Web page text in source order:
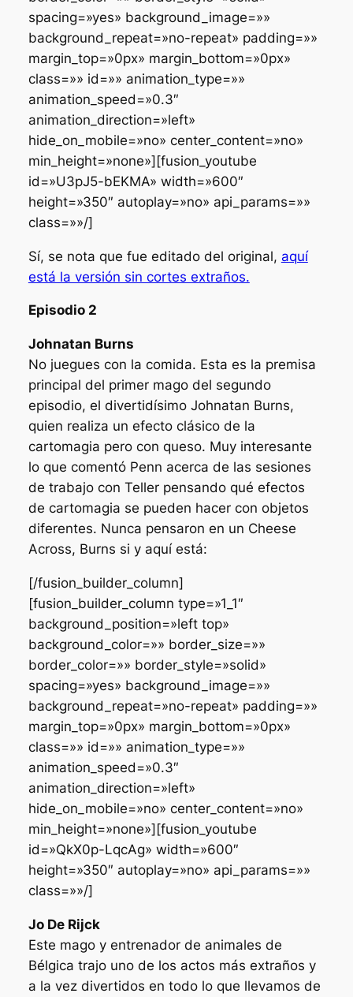
spacing=»yes» background_image=»»
background_repeat=»no-repeat» padding=»»
margin_top=»0px» margin_bottom=»0px»
class=»» id=»» animation_type=»»
animation_speed=»0.3″
animation_direction=»left»
hide_on_mobile=»no» center_content=»no»
min_height=»none»][fusion_youtube
id=»U3pJ5-bEKMA» width=»600″
height=»350″ autoplay=»no» api_params=»»
class=»»/]
Sí, se nota que fue editado del original, aquí
está la versión sin cortes extraños.
Episodio 2
Johnatan Burns
No juegues con la comida. Esta es la premisa
principal del primer mago del segundo
episodio, el divertidísimo Johnatan Burns,
quien realiza un efecto clásico de la
cartomagia pero con queso. Muy interesante
lo que comentó Penn acerca de las sesiones
de trabajo con Teller pensando qué efectos
de cartomagia se pueden hacer con objetos
diferentes. Nunca pensaron en un Cheese
Across, Burns si y aquí está:
[/fusion_builder_column]
[fusion_builder_column type=»1_1″
background_position=»left top»
background_color=»» border_size=»»
border_color=»» border_style=»solid»
spacing=»yes» background_image=»»
background_repeat=»no-repeat» padding=»»
margin_top=»0px» margin_bottom=»0px»
class=»» id=»» animation_type=»»
animation_speed=»0.3″
animation_direction=»left»
hide_on_mobile=»no» center_content=»no»
min_height=»none»][fusion_youtube
id=»QkX0p-LqcAg» width=»600″
height=»350″ autoplay=»no» api_params=»»
class=»»/]
Jo De Rijck
Este mago y entrenador de animales de
Bélgica trajo uno de los actos más extraños y
a la vez divertidos en todo lo que llevamos de